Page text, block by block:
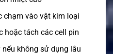
chạm vào vật kim loại
hoặc tách các cell pin
không sử dụng lâu